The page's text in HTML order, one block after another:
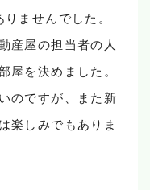
ませんでした。
産屋の担当者の人
屋を決めました。
のですが、また新
楽しみでもありま